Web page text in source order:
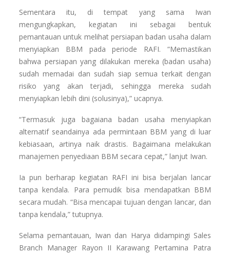
Sementara itu, di tempat yang sama Iwan
mengungkapkan, kegiatan ini sebagai bentuk
pemantauan untuk melihat persiapan badan usaha dalam
menyiapkan BBM pada periode RAFI. “Memastikan
bahwa persiapan yang dilakukan mereka (badan usaha)
sudah memadai dan sudah siap semua terkait dengan
risiko yang akan terjadi, sehingga mereka sudah
menyiapkan lebih dini (solusinya),” ucapnya.
“Termasuk juga bagaiana badan usaha menyiapkan
alternatif seandainya ada permintaan BBM yang di luar
kebiasaan, artinya naik drastis. Bagaimana melakukan
manajemen penyediaan BBM secara cepat,” lanjut Iwan.
Ia pun berharap kegiatan RAFI ini bisa berjalan lancar
tanpa kendala. Para pemudik bisa mendapatkan BBM
secara mudah. “Bisa mencapai tujuan dengan lancar, dan
tanpa kendala,” tutupnya.
Selama pemantauan, Iwan dan Harya didampingi Sales
Branch Manager Rayon II Karawang Pertamina Patra